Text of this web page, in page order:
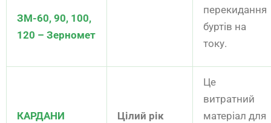
ЗМ-60, 90, 100,
120 – Зерномет
перекидання
буртів на
току.
КАРДАНИ Цілий рік
Це
витратний
матеріал для